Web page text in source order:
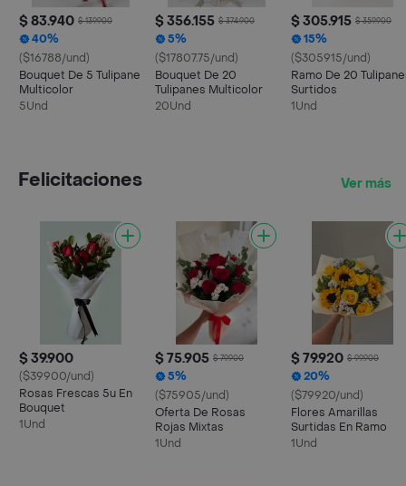
$ 83.940 $ 139.900
40%
($16788/und)
Bouquet De 5 Tulipane
Multicolor
5Und
$ 356.155 $ 374.900
5%
($17807.75/und)
Bouquet De 20
Tulipanes Multicolor
20Und
$ 305.915 $ 359.900
15%
($305915/und)
Ramo De 20
Surtidos
1Und
Felicitaciones Ver más
$ 39.900
($39900/und)
Rosas Frescas 5u En
Bouquet
1Und
$ 75.905 $ 79.900
5%
($75905/und)
Oferta De Rosas
Rojas Mixtas
1Und
$ 79.920 $ 99.900
20%
($79920/und)
Flores Amarillas
Surtidas En Ramo
1Und